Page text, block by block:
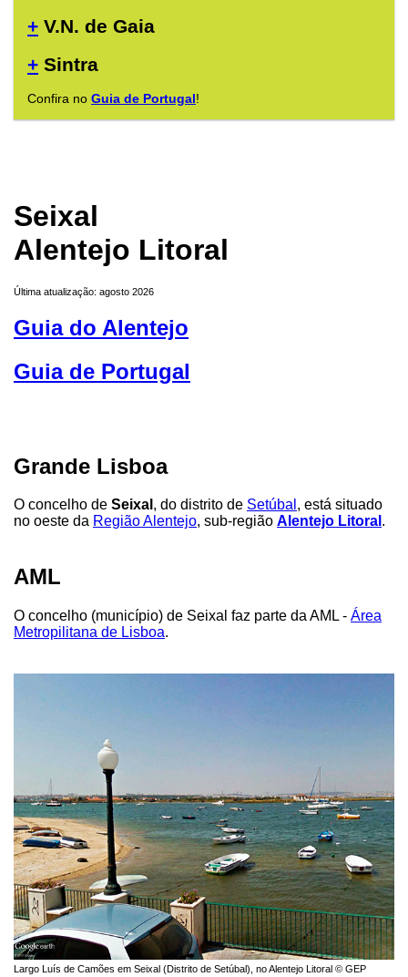
+ V.N. de Gaia
+ Sintra
Confira no Guia de Portugal!
Seixal
Alentejo Litoral
Última atualização: agosto 2026
Guia do Alentejo
Guia de Portugal
Grande Lisboa
O concelho de Seixal , do distrito de Setúbal , está situado
no oeste da Região Alentejo, sub-região Alentejo Litoral .
AML
O concelho (município) de Seixal faz parte da AML - Área
Metropilitana de Lisboa.
Largo Luís de Camões em Seixal (Distrito de Setúbal), no Alentejo Litoral © GEP